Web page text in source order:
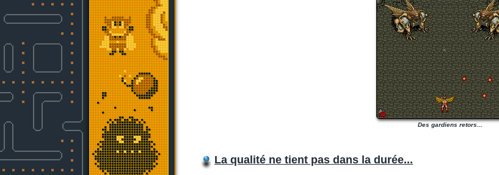
Des gardiens retors...
La qualité ne tient pas dans la durée...